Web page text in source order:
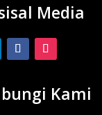
Media
Kami